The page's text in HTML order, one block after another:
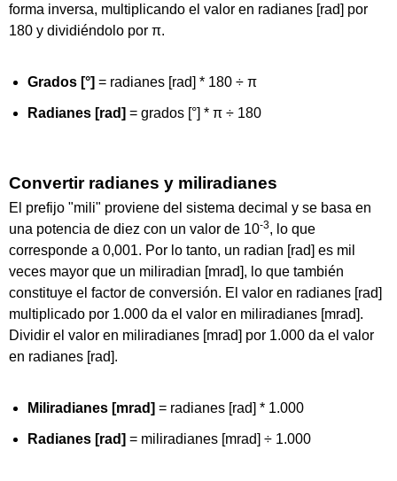
forma inversa, multiplicando el valor en radianes [rad] por
180 y dividiéndolo por π.
Grados [°] = radianes [rad] * 180 ÷ π
Radianes [rad] = grados [°] * π ÷ 180
Convertir radianes y miliradianes
El prefijo "mili" proviene del sistema decimal y se basa en
una potencia de diez con un valor de 10-3, lo que
corresponde a 0,001. Por lo tanto, un radian [rad] es mil
veces mayor que un miliradian [mrad], lo que también
constituye el factor de conversión. El valor en radianes [rad]
multiplicado por 1.000 da el valor en miliradianes [mrad].
Dividir el valor en miliradianes [mrad] por 1.000 da el valor
en radianes [rad].
Miliradianes [mrad] = radianes [rad] * 1.000
Radianes [rad] = miliradianes [mrad] ÷ 1.000